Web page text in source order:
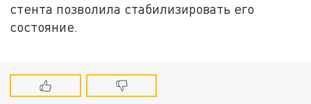
стента позволила стабилизировать его
состояние.